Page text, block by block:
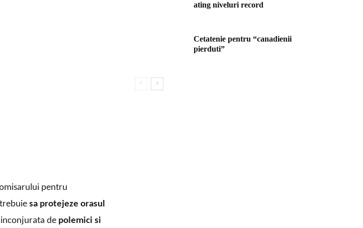
pentru
sa protejeze orasul
de polemici si
ating niveluri record
Cetatenie pentru “canadienii
pierduti”